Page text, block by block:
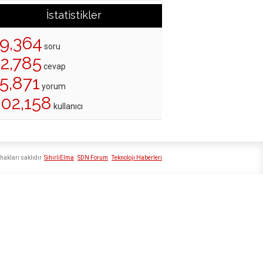
İstatistikler
soru
cevap
yorum
kullanıcı
SihirliElma SDN Forum Teknoloji Haberleri
saklıdır